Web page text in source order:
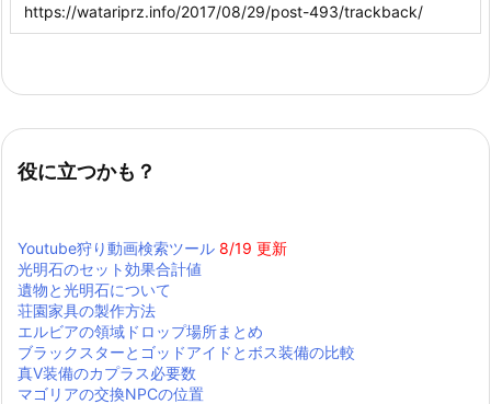
役に立つかも？
Youtube狩り動画検索ツール 8/19 更新
光明石のセット効果合計値
遺物と光明石について
荘園家具の製作方法
エルビアの領域ドロップ場所まとめ
ブラックスターとゴッドアイドとボス装備の比較
真Ⅴ装備のカプラス必要数
マゴリアの交換NPCの位置